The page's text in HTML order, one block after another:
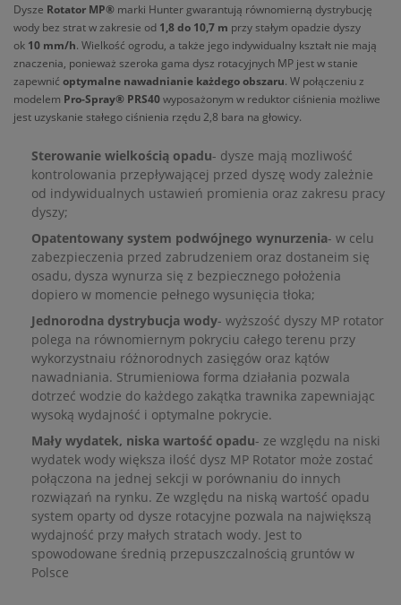
Dysze Rotator MP® marki Hunter gwarantują równomierną dystrybucję
wody bez strat w zakresie od 1,8 do 10,7 m przy stałym opadzie dyszy
ok 10 mm/h. Wielkość ogrodu, a także jego indywidualny kształt nie mają
znaczenia, ponieważ szeroka gama dysz rotacyjnych MP jest w stanie
zapewnić optymalne nawadnianie każdego obszaru. W połączeniu z
modelem Pro-Spray® PRS40wyposażonym w reduktor ciśnienia możliwe
jest uzyskanie stałego ciśnienia rzędu 2,8 bara na głowicy.
Sterowanie wielkością opadu- dysze mają mozliwość
kontrolowania przepływającej przed dyszę wody zależnie
od indywidualnych ustawień promienia oraz zakresu pracy
dyszy;
Opatentowany system podwójnego wynurzenia- w celu
zabezpieczenia przed zabrudzeniem oraz dostaneim się
osadu, dysza wynurza się z bezpiecznego położenia
dopiero w momencie pełnego wysunięcia tłoka;
Jednorodna dystrybucja wody- wyższość dyszy MP rotator
polega na równomiernym pokryciu całego terenu przy
wykorzystnaiu różnorodnych zasięgów oraz kątów
nawadniania. Strumieniowa forma działania pozwala
dotrzeć wodzie do każdego zakątka trawnika zapewniając
wysoką wydajność i optymalne pokrycie.
Mały wydatek, niska wartość opadu- ze względu na niski
wydatek wody większa ilość dysz MP Rotator może zostać
połączona na jednej sekcji w porównaniu do innych
rozwiązań na rynku. Ze względu na niską wartość opadu
system oparty od dysze rotacyjne pozwala na największą
wydajność przy małych stratach wody. Jest to
spowodowane średnią przepuszczalnością gruntów w
Polsce